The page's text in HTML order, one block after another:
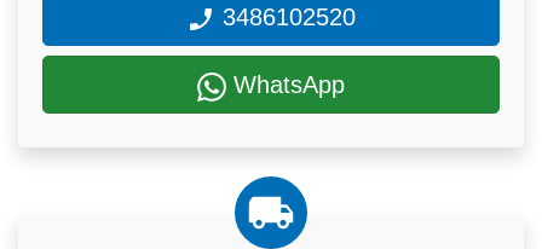
3486102520
WhatsApp